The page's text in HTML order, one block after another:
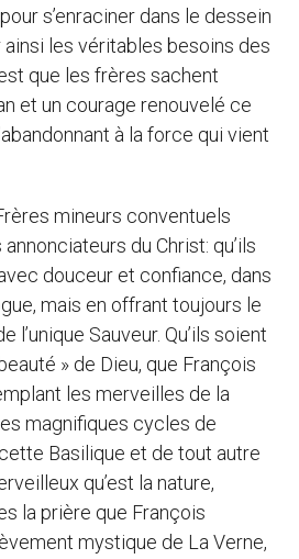
s’enraciner dans le dessein
les véritables besoins des
que les frères sachent
et un courage renouvelé ce
à la force qui vient
mineurs conventuels
du Christ: qu’ils
douceur et confiance, dans
mais en offrant toujours le
l’unique Sauveur. Qu’ils soient
» de Dieu, que François
les merveilles de la
magnifiques cycles de
Basilique et de tout autre
qu’est la nature,
la prière que François
mystique de La Verne,